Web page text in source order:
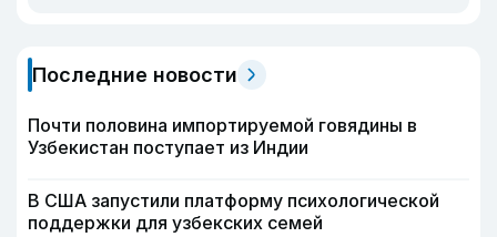
Последние новости
Почти половина импортируемой говядины в
Узбекистан поступает из Индии
В США запустили платформу психологической
поддержки для узбекских семей